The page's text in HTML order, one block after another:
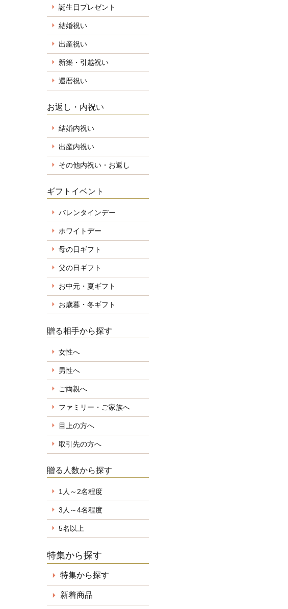
誕生日プレゼント
結婚祝い
出産祝い
新築・引越祝い
還暦祝い
お返し・内祝い
結婚内祝い
出産内祝い
その他内祝い・お返し
ギフトイベント
バレンタインデー
ホワイトデー
母の日ギフト
父の日ギフト
お中元・夏ギフト
お歳暮・冬ギフト
贈る相手から探す
女性へ
男性へ
ご両親へ
ファミリー・ご家族へ
目上の方へ
取引先の方へ
贈る人数から探す
1人～2名程度
3人～4名程度
5名以上
特集から探す
特集から探す
新着商品